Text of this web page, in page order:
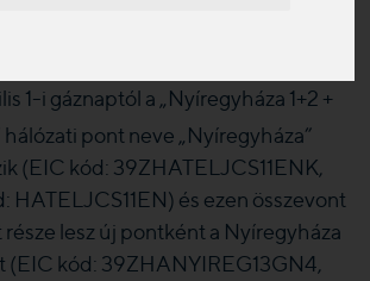
1-i gáznaptól a „Nyíregyháza 1+2 +
pont neve „Nyíregyháza”
(EIC kód: 39ZHATELJCS11ENK,
HATELJCS11EN) és ezen összevont
lesz új pontként a Nyíregyháza
(EIC kód: 39ZHANYIREG13GN4,